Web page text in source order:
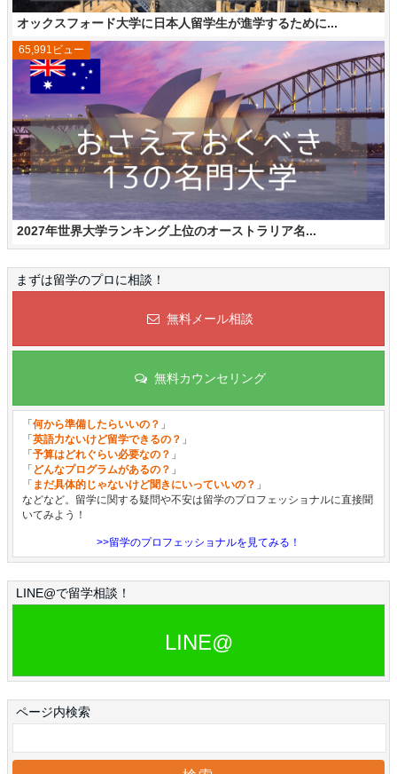
オックスフォード大学に日本人留学生が進学するために...
2027年世界大学ランキング上位のオーストラリア名...
65,991ビュー
まずは留学のプロに相談！
無料メール相談
無料カウンセリング
「 何から準備したらいいの？ 」
「 英語力ないけど留学できるの？ 」
「 予算はどれぐらい必要なの？ 」
「 どんなプログラムがあるの？ 」
「 まだ具体的じゃないけど聞きにいっていいの？ 」
などなど。留学に関する疑問や不安は留学のプロフェッショナルに直接聞
いてみよう！
>>留学のプロフェッショナルを見てみる！
LINE@で留学相談！
LINE@
ページ内検索